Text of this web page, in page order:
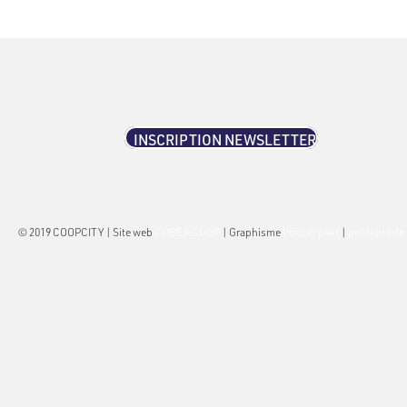
INSCRIPTION NEWSLETTER
© 2019 COOPCITY | Site web | Graphisme |